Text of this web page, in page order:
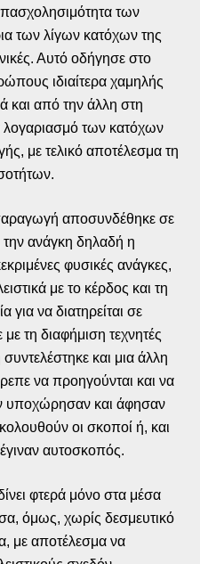
των
των λίγων κατόχων της
Αυτό οδήγησε στο
ιδιαίτερα χαμηλής
και από την άλλη στη
των κατόχων
με τελικό αποτέλεσμα τη
αποσυνδέθηκε σε
ανάγκη δηλαδή η
φυσικές ανάγκες,
με το κέρδος και τη
να διατηρείται σε
τη διαφήμιση τεχνητές
και μια άλλη
να προηγούνται και να
υποχώρησαν και άφησαν
οι σκοποί ή, και
αυτοσκοπός.
φτερά μόνο στα μέσα
όμως, χωρίς δεσμευτικό
με αποτέλεσμα να